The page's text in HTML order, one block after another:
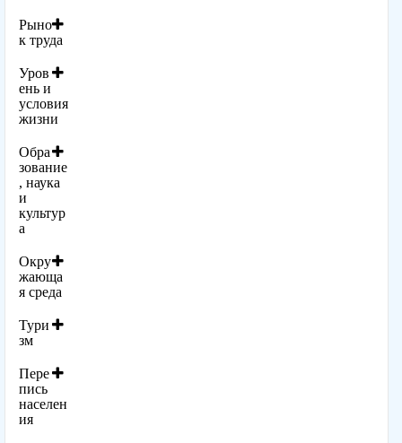
Рыно
к труда
Уров
ень и
условия
жизни
Обра
зование
, наука
и
культур
а
Окру
жающа
я среда
Тури
зм
Пере
пись
населен
ия